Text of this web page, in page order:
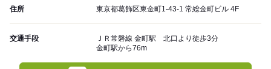
住所 東京都葛飾区東金町1-43-1 常総金町ビル 4F
交通手段
ＪＲ常磐線 金町駅 北口より徒歩3分
金町駅から76m